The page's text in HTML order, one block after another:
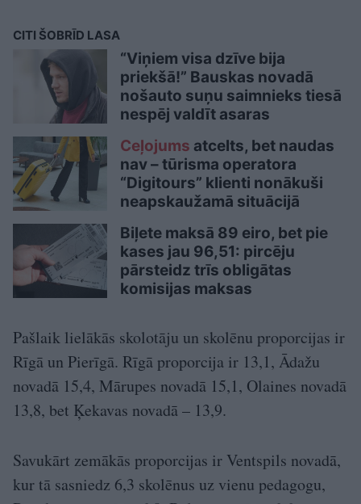
CITI ŠOBRĪD LASA
“Viņiem visa dzīve bija
priekšā!” Bauskas novadā
nošauto suņu saimnieks tiesā
nespēj valdīt asaras
Ceļojums atcelts, bet naudas
nav – tūrisma operatora
“Digitours” klienti nonākuši
neapskaužamā situācijā
Biļete maksā 89 eiro, bet pie
kases jau 96,51: pircēju
pārsteidz trīs obligātas
komisijas maksas
Pašlaik lielākās skolotāju un skolēnu proporcijas ir
Rīgā un Pierīgā. Rīgā proporcija ir 13,1, Ādažu
novadā 15,4, Mārupes novadā 15,1, Olaines novadā
13,8, bet Ķekavas novadā – 13,9.
Savukārt zemākās proporcijas ir Ventspils novadā,
kur tā sasniedz 6,3 skolēnus uz vienu pedagogu,